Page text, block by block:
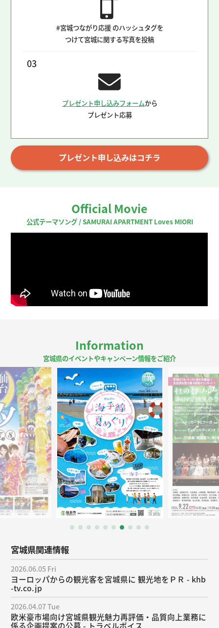
#宮城つながり応援 のハッシュタグを
つけて宮城に関する写真を投稿
03
プレゼント申し込みフォームから
プレゼント応募
プレゼント申し込みはコチラ
Official Movie
公式テーマソング / SAMURAI APARTMENT Loves MIORI
Information
宮城県のイベントやキャンペーン情報をご紹介
宮城県関連情報
2026.06.05 Fri
ヨーロッパからの観光客を宮城県に 観光地をＰＲ - khb
-tv.co.jp
2026.04.07 Tue
欧米豪市場向け宮城県観光魅力再評価・品質向上業務に
係る企画提案の公募 - トラベルボイス